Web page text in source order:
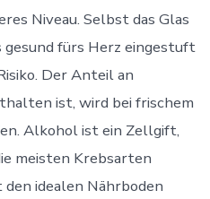
Niveau. Selbst das Glas
gesund fürs Herz eingestuft
Der Anteil an
ist, wird bei frischem
Alkohol ist ein Zellgift,
meisten Krebsarten
idealen Nährboden